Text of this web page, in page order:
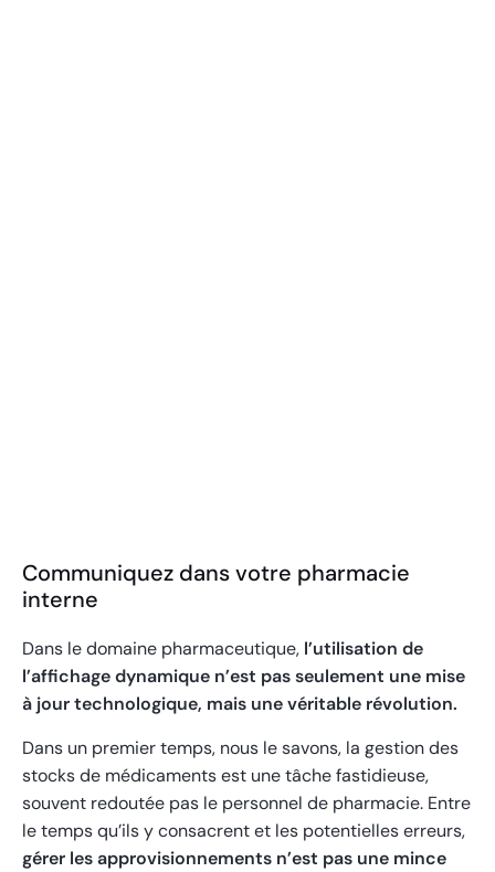
Communiquez dans votre pharmacie
interne
Dans le domaine pharmaceutique, l’utilisation de
l’affichage dynamique n’est pas seulement une mise
à jour technologique, mais une véritable révolution.
Dans un premier temps, nous le savons, la gestion des
stocks de médicaments est une tâche fastidieuse,
souvent redoutée pas le personnel de pharmacie. Entre
le temps qu’ils y consacrent et les potentielles erreurs,
gérer les approvisionnements n’est pas une mince